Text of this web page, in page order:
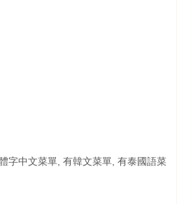
字中文菜單, 有韓文菜單, 有泰國語菜